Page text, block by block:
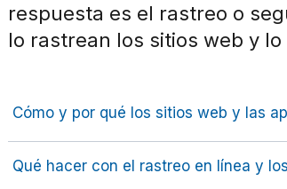
respuesta es el rastreo o
lo rastrean los sitios web y
Cómo y por qué los sitios web y las
Qué hacer con el rastreo en línea y